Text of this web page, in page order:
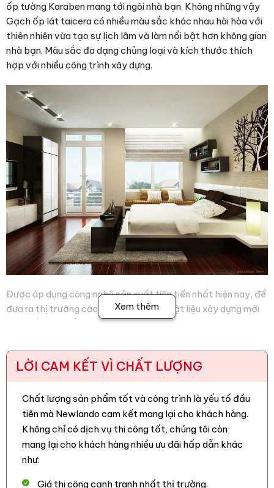
ốp tường Karaben mang tới ngôi nhà bạn. Không những vậy
Gạch ốp lát taicera có nhiều màu sắc khác nhau hài hòa với
thiên nhiên vừa tạo sự lịch lãm và làm nổi bật hơn không gian
nhà bạn. Màu sắc đa dạng chủng loại và kích thước thích
hợp với nhiều công trình xây dựng.
Được áp dụng công nghệ sản xuất tiên tiến nhất hiện nay, để
đưa ra thị trường các dòng sản phẩm vật liệu xây dựng mới
với chất liệu, kiểu dáng, màu sắc đa dạng và phong phú. Có
đình Việt.
Karaben KT 30×60 MT-G3060KUBE điều
đầu tiên bạn hãy tin tưởng ở chúng tôi đó là chất lượng.
Phương châm của chúng tôi “chất lượng là danh dự”, vì thế
đến với chúng tôi thì các bạn hoàn toàn có thể yên tâm tin
tưởng về chất lượng sản phẩm, chất lượng và mẫu mã sản
phẩm luôn được cập nhật thường xuyên đảm bảo mang tới
khách hàng những sản phẩm tốt và theo kịp xu hướng nhất
hiện nay.
Xem thêm
LỜI CAM KẾT VÌ CHẤT LƯỢNG
Chất lượng sản phẩm tốt và công trình là yếu tố đầu
tiên mà Newlando cam kết mang lại cho khách hàng.
Không chỉ có dịch vụ thi công tốt, chúng tôi còn
mang lại cho khách hàng nhiều ưu đãi hấp dẫn khác
như:
Giá thi công cạnh tranh nhất thị trường.